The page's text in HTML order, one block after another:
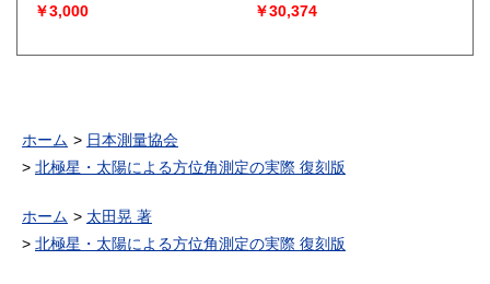
￥3,000
￥30,374
ホーム
日本測量協会
北極星・太陽による方位角測定の実際 復刻版
ホーム
太田晃 著
北極星・太陽による方位角測定の実際 復刻版